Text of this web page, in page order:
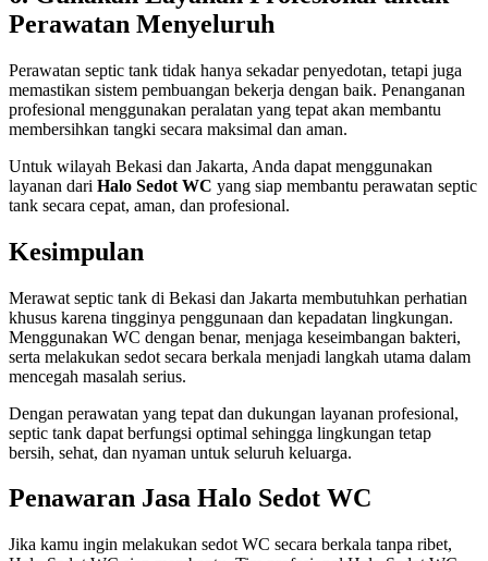
Perawatan Menyeluruh
Perawatan septic tank tidak hanya sekadar penyedotan, tetapi juga
memastikan sistem pembuangan bekerja dengan baik. Penanganan
profesional menggunakan peralatan yang tepat akan membantu
membersihkan tangki secara maksimal dan aman.
Untuk wilayah Bekasi dan Jakarta, Anda dapat menggunakan
layanan dari Halo Sedot WC yang siap membantu perawatan septic
tank secara cepat, aman, dan profesional.
Kesimpulan
Merawat septic tank di Bekasi dan Jakarta membutuhkan perhatian
khusus karena tingginya penggunaan dan kepadatan lingkungan.
Menggunakan WC dengan benar, menjaga keseimbangan bakteri,
serta melakukan sedot secara berkala menjadi langkah utama dalam
mencegah masalah serius.
Dengan perawatan yang tepat dan dukungan layanan profesional,
septic tank dapat berfungsi optimal sehingga lingkungan tetap
bersih, sehat, dan nyaman untuk seluruh keluarga.
Penawaran Jasa Halo Sedot WC
Jika kamu ingin melakukan sedot WC secara berkala tanpa ribet,